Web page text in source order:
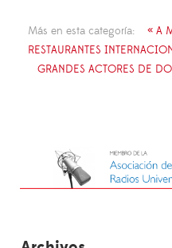
Más en esta categoría:
« A
RESTAURANTES
GRANDES ACTORES DE